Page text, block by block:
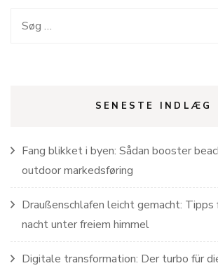
Søg
SENESTE INDLÆG
Fang blikket i byen: Sådan booster
outdoor markedsføring
Draußenschlafen leicht gemacht:
nacht unter freiem himmel
Digitale transformation: Der turbo für